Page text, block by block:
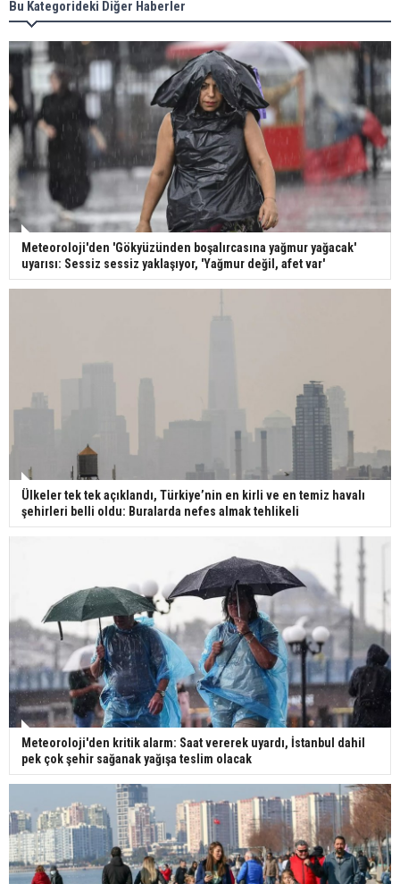
Bu Kategorideki Diğer Haberler
Meteoroloji'den 'Gökyüzünden boşalırcasına yağmur yağacak'
uyarısı: Sessiz sessiz yaklaşıyor, 'Yağmur değil, afet var'
Ülkeler tek tek açıklandı, Türkiye’nin en kirli ve en temiz havalı
şehirleri belli oldu: Buralarda nefes almak tehlikeli
Meteoroloji'den kritik alarm: Saat vererek uyardı, İstanbul dahil
pek çok şehir sağanak yağışa teslim olacak